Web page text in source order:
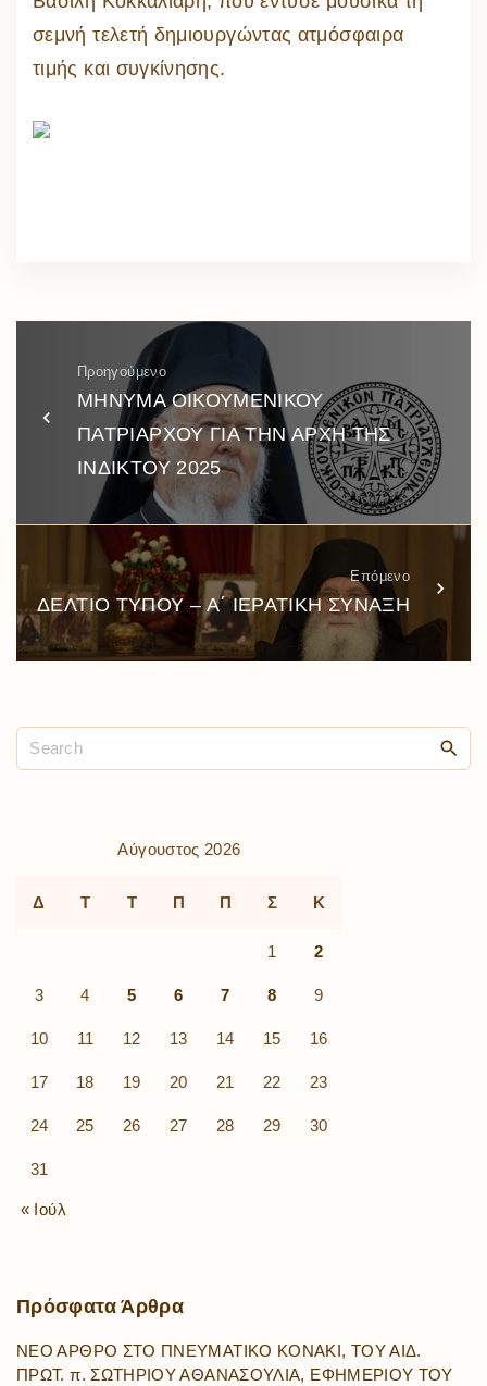
σεμνή τελετή δημιουργώντας ατμόσφαιρα
τιμής και συγκίνησης.
Προηγούμενο
ΜΗΝΥΜΑ ΟΙΚΟΥΜΕΝΙΚΟΥ
ΠΑΤΡΙΑΡΧΟΥ ΓΙΑ ΤΗΝ ΑΡΧΗ ΤΗΣ
ΙΝΔΙΚΤΟΥ 2025
Επόμενο
ΔΕΛΤΙΟ ΤΥΠΟΥ – Α΄ ΙΕΡΑΤΙΚΗ ΣΥΝΑΞΗ
Αύγουστος 2026
Δ Τ Τ Π Π Σ Κ
1 2
3 4 5 6 7 8 9
10 11 12 13 14 15 16
17 18 19 20 21 22 23
24 25 26 27 28 29 30
31
« Ιούλ
Πρόσφατα Άρθρα
ΝΕΟ ΑΡΘΡΟ ΣΤΟ ΠΝΕΥΜΑΤΙΚΟ ΚΟΝΑΚΙ, ΤΟΥ ΑΙΔ.
ΠΡΩΤ. π. ΣΩΤΗΡΙΟΥ ΑΘΑΝΑΣΟΥΛΙΑ, ΕΦΗΜΕΡΙΟΥ ΤΟΥ